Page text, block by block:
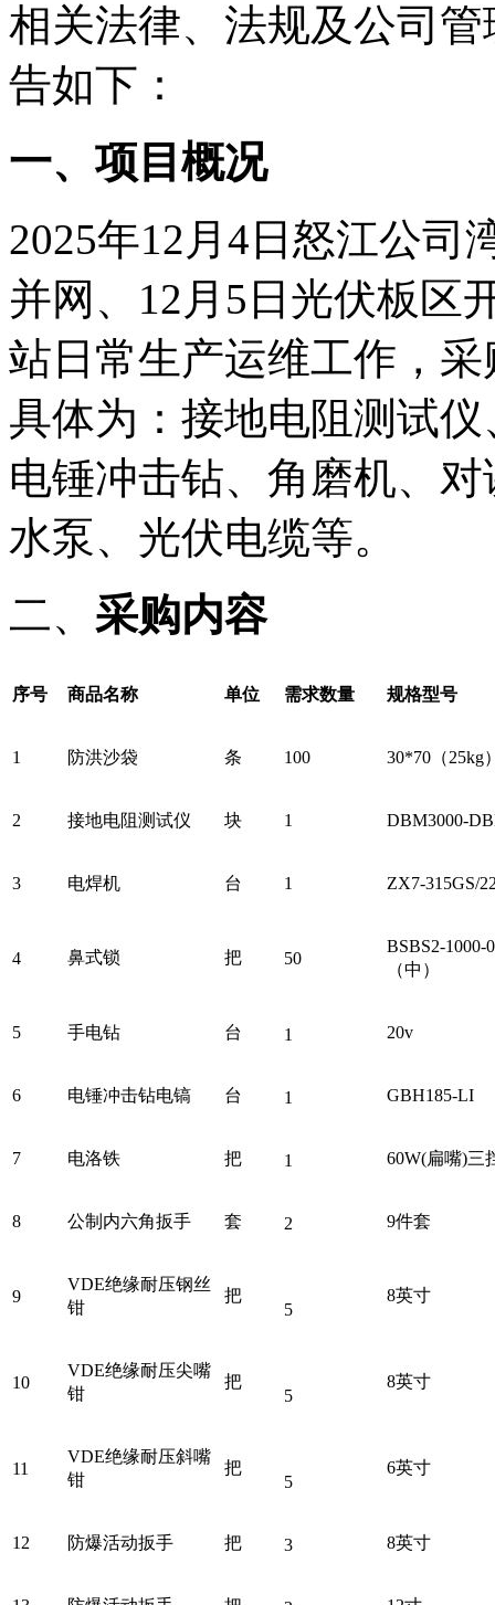
相关法律、法规及公司
告如下 ：
一、 项目概况
2025年12月4日怒江公司
并网、12月5日光伏板区
站日常生产运维工作，
具体为：接地电阻测试
电锤冲击钻、角磨机、
水泵、光伏电缆等。
二、 采购内容
序号 商品名称 单位 需求数量 规格型号
1 防洪沙袋 条 100 30*70（25kg
2 接地电阻测试仪 块 1 DBM3000-
3 电焊机 台 1 ZX7-315GS/
4 鼻式锁 把 50
BSBS2-1000-
（中）
5 手电钻 台 1 20v
6 电锤冲击钻电镐 台 1 GBH185-LI
7 电洛铁 把 1 60W(扁嘴)三
8 公制内六角扳手 套 2 9件套
9
VDE绝缘耐压钢丝
钳
把
5
8英寸
10
VDE绝缘耐压尖嘴
钳
把
5
8英寸
11
VDE绝缘耐压斜嘴
钳
把
5
6英寸
12 防爆活动扳手 把 3 8英寸